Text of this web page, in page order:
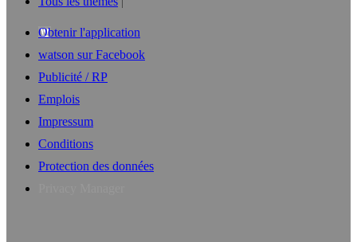
Obtenir l'application
watson sur Facebook
Publicité / RP
Emplois
Impressum
Conditions
Protection des données